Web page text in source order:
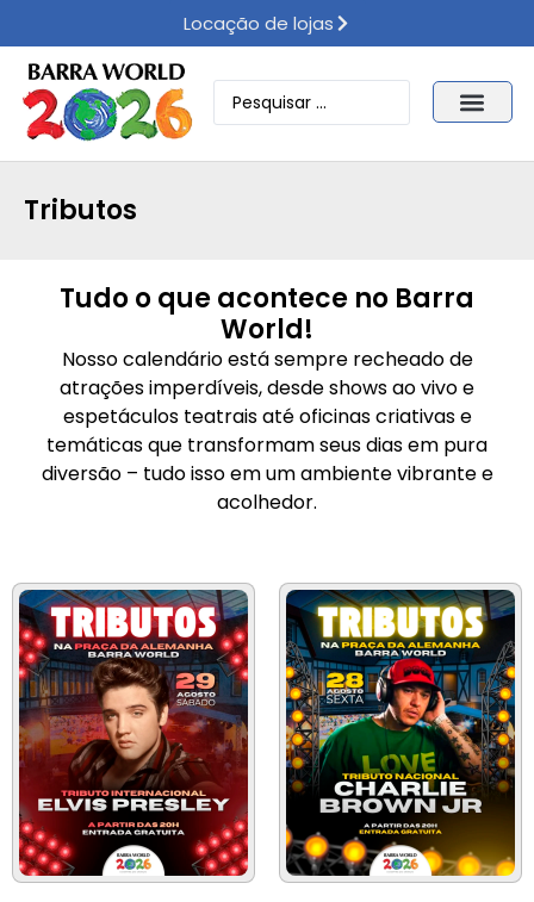
Locação de lojas
Tributos
Tudo o que acontece no Barra
World!
Nosso calendário está sempre recheado de
atrações imperdíveis, desde shows ao vivo e
espetáculos teatrais até oficinas criativas e
temáticas que transformam seus dias em pura
diversão – tudo isso em um ambiente vibrante e
acolhedor.